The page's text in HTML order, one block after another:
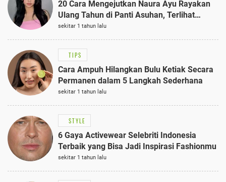
20 Cara Mengejutkan Naura Ayu Rayakan
Ulang Tahun di Panti Asuhan, Terlihat
Anggun dengan Kaftan Cokelat
sekitar 1 tahun lalu
TIPS
Cara Ampuh Hilangkan Bulu Ketiak Secara
Permanen dalam 5 Langkah Sederhana
sekitar 1 tahun lalu
STYLE
6 Gaya Activewear Selebriti Indonesia
Terbaik yang Bisa Jadi Inspirasi Fashionmu
sekitar 1 tahun lalu